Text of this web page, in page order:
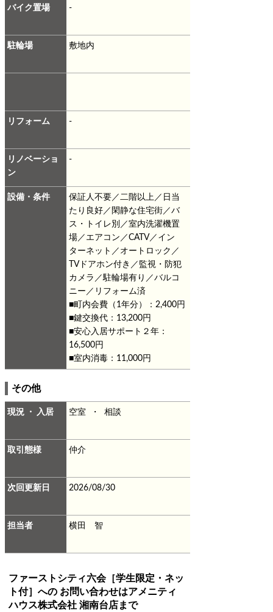
バイク置場 -
駐輪場 敷地内
リフォーム -
リノベーショ
ン
-
設備・条件
保証人不要／二階以上／日当
たり良好／閑静な住宅街／バ
ス・トイレ別／室内洗濯機置
場／エアコン／CATV／イン
ターネット／オートロック／
TVドアホン付き／監視・防犯
カメラ／駐輪場有り／バルコ
ニー／リフォーム済
■町内会費（1年分）：2,400円
■鍵交換代：13,200円
■安心入居サポート２年：
16,500円
■室内消毒：11,000円
その他
現況 ・ 入居 空室 ・ 相談
取引態様 仲介
次回更新日 2026/08/30
担当者 横田 智
ファーストシティ六会［学生限定・ネッ
ト付］
への お問い合わせはアメニティ
ハウス株式会社 湘南台店まで